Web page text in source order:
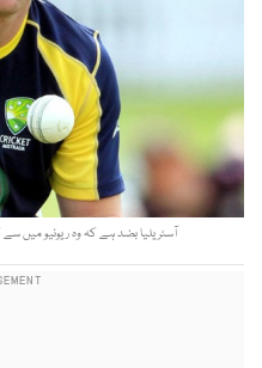
آسٹریلیا بضد ہے کہ وہ ریونیو میں